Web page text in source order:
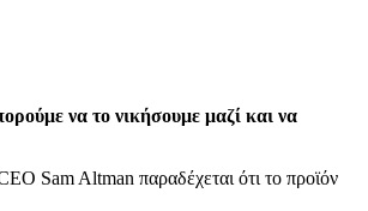
να το νικήσουμε μαζί και να
Sam Altman παραδέχεται ότι το προϊόν